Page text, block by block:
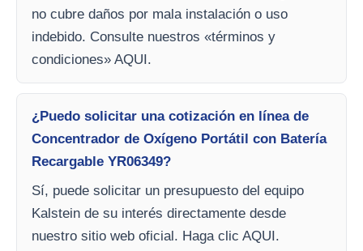
no cubre daños por mala instalación o uso
indebido. Consulte nuestros «términos y
condiciones» AQUI.
¿Puedo solicitar una cotización en línea de
Concentrador de Oxígeno Portátil con Batería
Recargable YR06349?
Sí, puede solicitar un presupuesto del equipo
Kalstein de su interés directamente desde
nuestro sitio web oficial. Haga clic AQUI.